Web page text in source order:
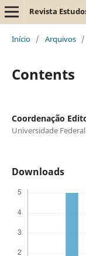
Revista
Início / Arquivos /
Contents
Coordenação
Universidade
Downloads